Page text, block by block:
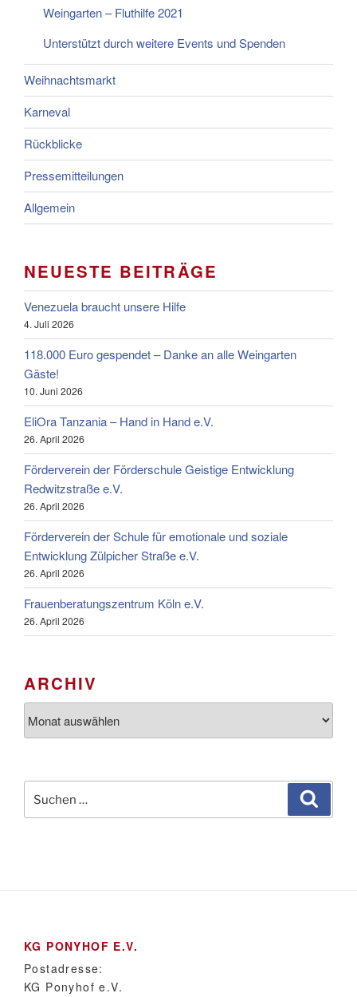
Weingarten – Fluthilfe 2021
Unterstützt durch weitere Events und Spenden
Weihnachtsmarkt
Karneval
Rückblicke
Pressemitteilungen
Allgemein
NEUESTE BEITRÄGE
Venezuela braucht unsere Hilfe
4. Juli 2026
118.000 Euro gespendet – Danke an alle Weingarten
Gäste!
10. Juni 2026
EliOra Tanzania – Hand in Hand e.V.
26. April 2026
Förderverein der Förderschule Geistige Entwicklung
Redwitzstraße e.V.
26. April 2026
Förderverein der Schule für emotionale und soziale
Entwicklung Zülpicher Straße e.V.
26. April 2026
Frauenberatungszentrum Köln e.V.
26. April 2026
ARCHIV
nach:
KG PONYHOF E.V.
Postadresse:
KG Ponyhof e.V.